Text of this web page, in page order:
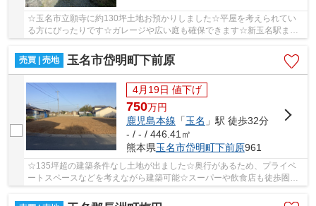
☆玉名市立願寺に約130坪土地お預かりしました☆平屋を考えられてい
る方にぴったりです☆ガレージや広い庭も確保できます☆新玉名駅まで
車で約10分！利便性の良い立地です☆玉名町小・玉名...
売買 | 売地
玉名市岱明町下前原
4月19日 値下げ
750万円
鹿児島本線 「玉名 」駅 徒歩32分
- / - / 446.41㎡
熊本県玉名市岱明町下前原961
☆135坪超の建築条件なし土地が出ました☆奥行があるため、プライベ
ートスペースなどを考えながら建築可能☆スーパーや飲食店も徒歩圏内